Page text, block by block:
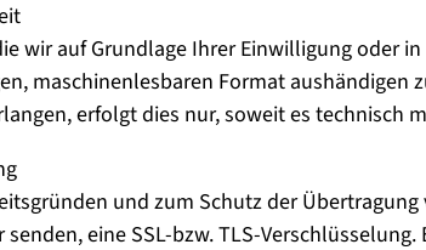
wir auf Grundlage Ihrer Einwilligung oder
maschinenlesbaren Format aushändigen
erfolgt dies nur, soweit es technisch
und zum Schutz der
eine SSL-bzw. TLS-